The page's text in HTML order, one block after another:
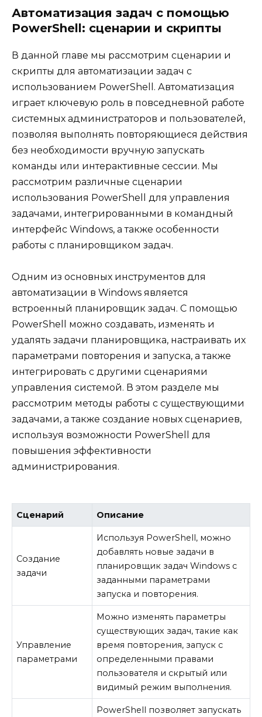
Автоматизация задач с помощью
PowerShell: сценарии и скрипты
В данной главе мы рассмотрим сценарии и
скрипты для автоматизации задач с
использованием PowerShell. Автоматизация
играет ключевую роль в повседневной работе
системных администраторов и пользователей,
позволяя выполнять повторяющиеся действия
без необходимости вручную запускать
команды или интерактивные сессии. Мы
рассмотрим различные сценарии
использования PowerShell для управления
задачами, интегрированными в командный
интерфейс Windows, а также особенности
работы с планировщиком задач.
Одним из основных инструментов для
автоматизации в Windows является
встроенный планировщик задач. С помощью
PowerShell можно создавать, изменять и
удалять задачи планировщика, настраивать их
параметрами повторения и запуска, а также
интегрировать с другими сценариями
управления системой. В этом разделе мы
рассмотрим методы работы с существующими
задачами, а также создание новых сценариев,
используя возможности PowerShell для
повышения эффективности
администрирования.
Сценарий Описание
Создание
задачи
Используя PowerShell, можно
добавлять новые задачи в
планировщик задач Windows с
заданными параметрами
запуска и повторения.
Управление
параметрами
Можно изменять параметры
существующих задач, такие как
время повторения, запуск с
определенными правами
пользователя и скрытый или
видимый режим выполнения.
PowerShell позволяет запускать